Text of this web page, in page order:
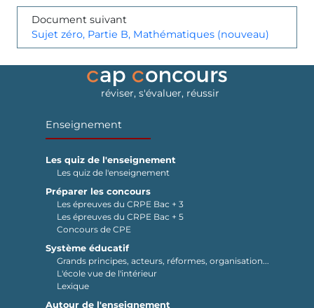
Document suivant
Sujet zéro, Partie B, Mathématiques (nouveau)
réviser, s'évaluer, réussir
Enseignement
Les quiz de l'enseignement
Les quiz de l'enseignement
Préparer les concours
Les épreuves du CRPE Bac + 3
Les épreuves du CRPE Bac + 5
Concours de CPE
Système éducatif
Grands principes, acteurs, réformes, organisation...
L'école vue de l'intérieur
Lexique
Autour de l'enseignement